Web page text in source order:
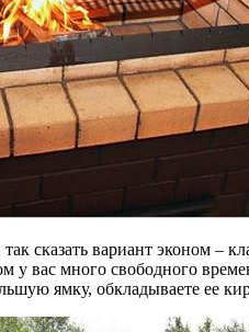
сказать вариант эконом –
у вас много свободного
ямку, обкладываете ее